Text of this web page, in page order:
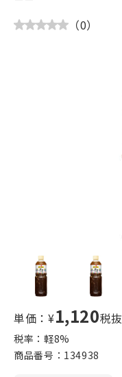
（0）
単価：¥1,120税抜
税率：軽8%
商品番号： 134938